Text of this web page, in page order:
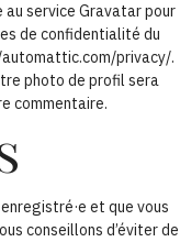
service Gravatar pour
de confidentialité du
privacy/.
photo de profil sera
commentaire.
et que vous
conseillons d’éviter de